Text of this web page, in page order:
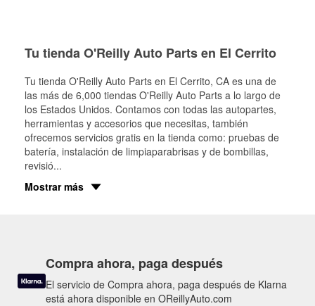
Tu tienda O'Reilly Auto Parts en El Cerrito
Tu tienda O'Reilly Auto Parts en El Cerrito, CA es una de
las más de 6,000 tiendas O'Reilly Auto Parts a lo largo de
los Estados Unidos. Contamos con todas las autopartes,
herramientas y accesorios que necesitas, también
ofrecemos servicios gratis en la tienda como: pruebas de
batería, instalación de limpiaparabrisas y de bombillas,
revisió...
Mostrar más
Compra ahora, paga después
El servicio de Compra ahora, paga después de Klarna
está ahora disponible en OReillyAuto.com